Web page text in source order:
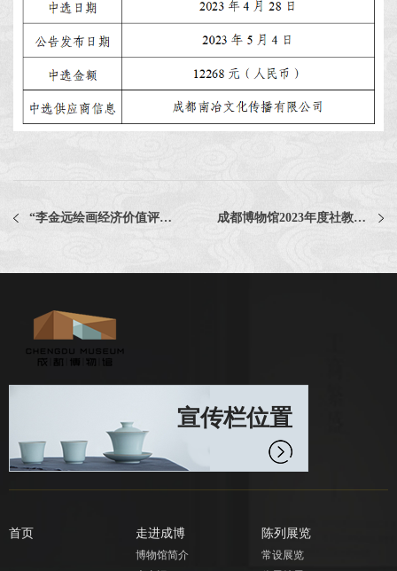
“李金远绘画经济价值评估”服务采购项目评选公告 成都博物馆2023年度社教活动专题课程研发及实施服务项目评选公告
宣传栏位置
首页 走进成博
博物馆简介
陈列展览
常设展览